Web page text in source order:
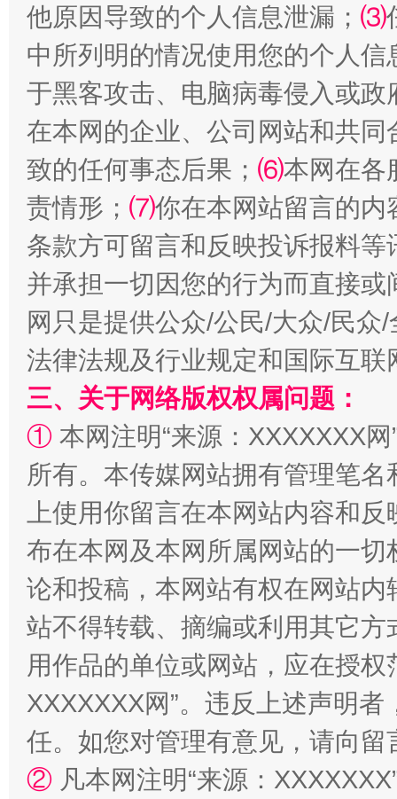
阿坝州三大球赛在茂县开幕 规模
国家大学科技园优化重塑工作
扯下公款旅游的“隐身衣” 如何以
他原因导致的个人信息泄漏； ⑶
中所列明的情况使用您的个人
于黑客攻击、电脑病毒侵入或
在本网的企业、公司网站和共
致的任何事态后果； ⑹本网在各
责情形； ⑺你在本网站留言的内
条款方可留言和反映投诉报料
并承担一切因您的行为而直接
网只是提供公众/公民/大众/民
法律法规及行业规定和国际互
三、关于网络版权权属问题：
① 本网注明“来源：XXXXXXX
所有。本传媒网站拥有管理笔
上使用你留言在本网站内容和
布在本网及本网所属网站的一
论和投稿，本网站有权在网站
站不得转载、摘编或利用其它
用作品的单位或网站，应在授
XXXXXXX网”。违反上述声明
任。如您对管理有意见，请向
② 凡本网注明“来源：